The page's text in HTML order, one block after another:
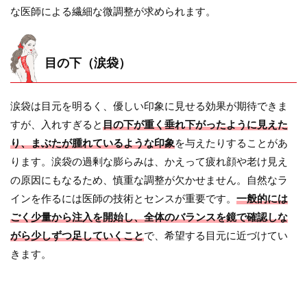
な医師による繊細な微調整が求められます。
目の下（涙袋）
涙袋は目元を明るく、優しい印象に見せる効果が期待できま
すが、入れすぎると目の下が重く垂れ下がったように見えた
り、まぶたが腫れているような印象を与えたりすることがあ
ります。涙袋の過剰な膨らみは、かえって疲れ顔や老け見え
の原因にもなるため、慎重な調整が欠かせません。自然なラ
インを作るには医師の技術とセンスが重要です。 一般的には
ごく少量から注入を開始し、全体のバランスを鏡で確認しな
がら少しずつ足していくことで、希望する目元に近づけてい
きます。